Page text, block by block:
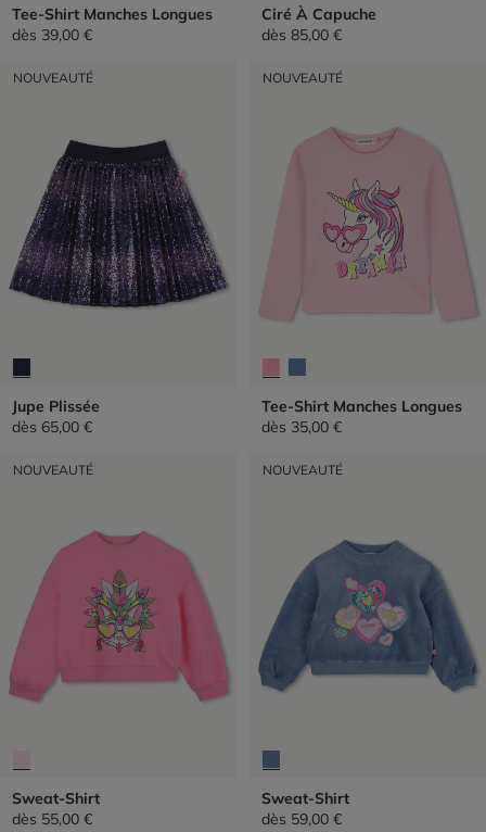
Tee-Shirt Manches Longues
dès 39,00 €
Ciré À Capuche
dès 85,00 €
NOUVEAUTÉ
Jupe Plissée
dès 65,00 €
NOUVEAUTÉ
Tee-Shirt Manches Longues
dès 35,00 €
NOUVEAUTÉ
Sweat-Shirt
dès 55,00 €
NOUVEAUTÉ
Sweat-Shirt
dès 59,00 €